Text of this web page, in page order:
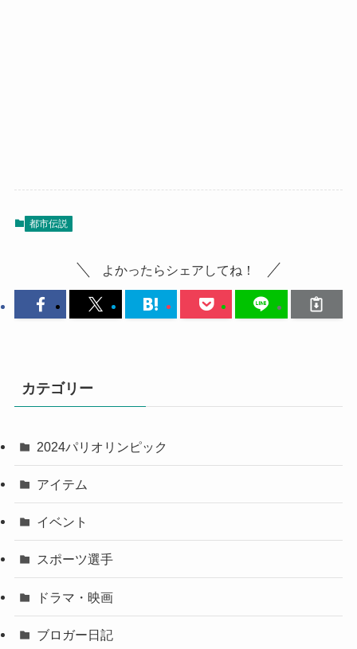
都市伝説
よかったらシェアしてね！
カテゴリー
2024パリオリンピック
アイテム
イベント
スポーツ選手
ドラマ・映画
ブロガー日記